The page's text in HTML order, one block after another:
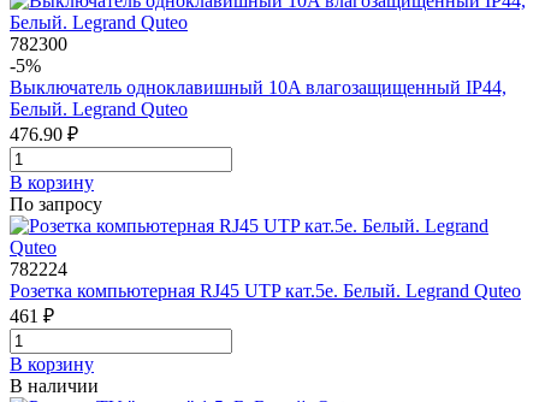
782300
-5%
Выключатель одноклавишный 10A влагозащищенный IP44,
Белый. Legrand Quteo
476.90 ₽
В корзинy
По запросу
782224
Розетка компьютерная RJ45 UTP кат.5е. Белый. Legrand Quteo
461 ₽
В корзинy
В наличии